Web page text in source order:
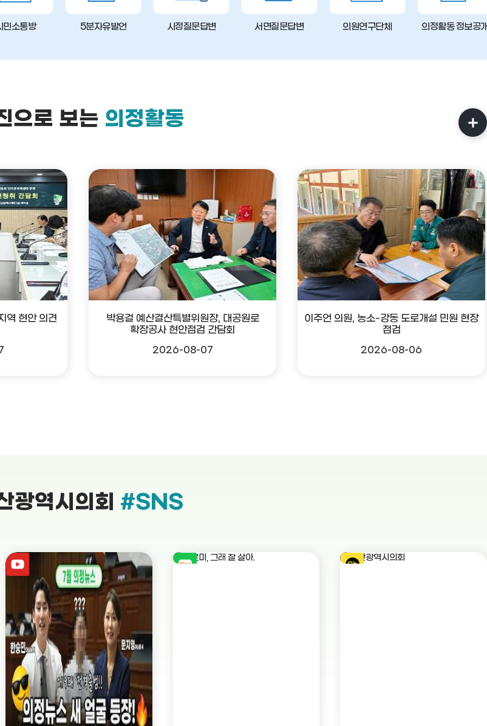
민소통방 5분자유발언 시정질문답변 서면질문답변 의원연구단체 의정활동 정보공
으로 보는 의정활동
역 현안 의견
박용걸 예산결산특별위원장, 대공원로
확장공사 현안점검 간담회
2026-08-07
이주언 의원, 농소-강동 도로개설 민원 현장
점검
2026-08-06
광역시의회 #SNS